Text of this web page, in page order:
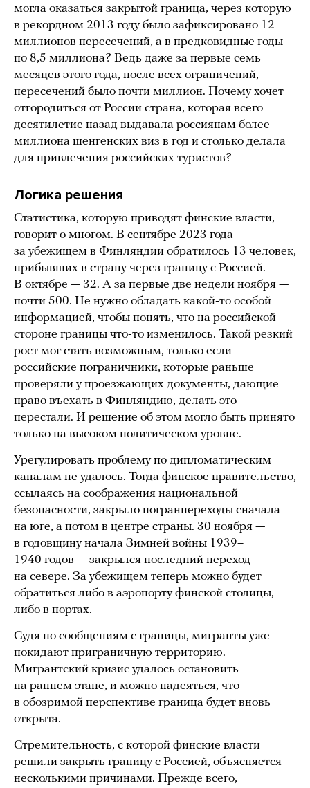
могла оказаться закрытой граница, через которую
в рекордном 2013 году было зафиксировано 12
миллионов пересечений, а в предковидные годы —
по 8,5 миллиона? Ведь даже за первые семь
месяцев этого года, после всех ограничений,
пересечений было почти миллион. Почему хочет
отгородиться от России страна, которая всего
десятилетие назад выдавала россиянам более
миллиона шенгенских виз в год и столько делала
для привлечения российских туристов?
Логика решения
Статистика, которую приводят финские власти,
говорит о многом. В сентябре 2023 года
за убежищем в Финляндии обратилось 13 человек,
прибывших в страну через границу с Россией.
В октябре — 32. А за первые две недели ноября —
почти 500. Не нужно обладать какой-то особой
информацией, чтобы понять, что на российской
стороне границы что-то изменилось. Такой резкий
рост мог стать возможным, только если
российские пограничники, которые раньше
проверяли у проезжающих документы, дающие
право въехать в Финляндию, делать это
перестали. И решение об этом могло быть принято
только на высоком политическом уровне.
Урегулировать проблему по дипломатическим
каналам не удалось. Тогда финское правительство,
ссылаясь на соображения национальной
безопасности, закрыло погранпереходы сначала
на юге, а потом в центре страны. 30 ноября —
в годовщину начала Зимней войны 1939–
1940 годов — закрылся последний переход
на севере. За убежищем теперь можно будет
обратиться либо в аэропорту финской столицы,
либо в портах.
Судя по сообщениям с границы, мигранты уже
покидают приграничную территорию.
Мигрантский кризис удалось остановить
на раннем этапе, и можно надеяться, что
в обозримой перспективе граница будет вновь
открыта.
Стремительность, с которой финские власти
решили закрыть границу с Россией, объясняется
несколькими причинами. Прежде всего,